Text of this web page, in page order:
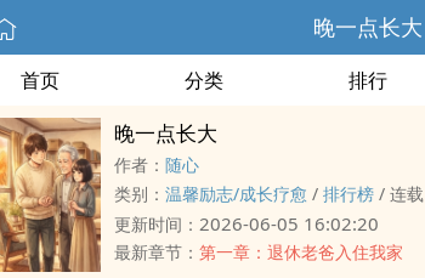
晚一点长大
首页 分类 排行
晚一点长大
作者： 随心
类别： 温馨励志/成长疗愈 / 排行榜 / 连载
更新时间： 2026-06-05 16:02:20
最新章节： 第一章：退休老爸入住我家